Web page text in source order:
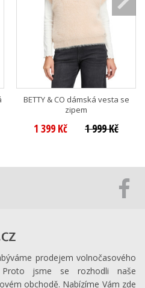
BETTY & CO dámská vesta se
zipem
1 399 Kč 1 999 Kč
prodejem volnočasového
Proto jsme se rozhodli naše
obchodě. Nabízíme Vám zde